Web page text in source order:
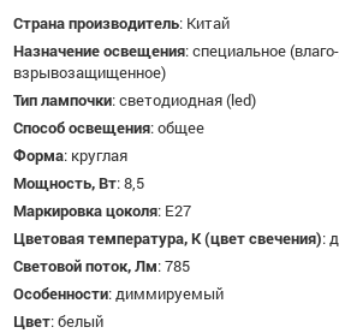
Страна производитель: Китай
Назначение освещения:специальное
взрывозащищенное)
Тип лампочки:светодиодная (led)
Способ освещения:общее
Форма: круглая
Мощность, Вт:8,5
Маркировка цоколя: Е27
Цветовая температура, К (цвет свечения):
Световой поток, Лм:785
Особенности: диммируемый
Цвет:белый